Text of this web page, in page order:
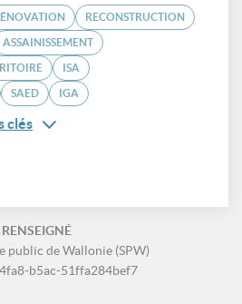
RECONSTRUCTION
ASSAINISSEMENT
ISA
SAED IGA
clés
public de Wallonie (SPW)
b5ac-51ffa284bef7